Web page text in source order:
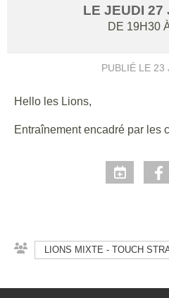
LE JEUDI 27
DE 19H30
PUBLIÉ LE 23
Hello les Lions,
Entraînement encadré par les
LIONS MIXTE - TOUCH